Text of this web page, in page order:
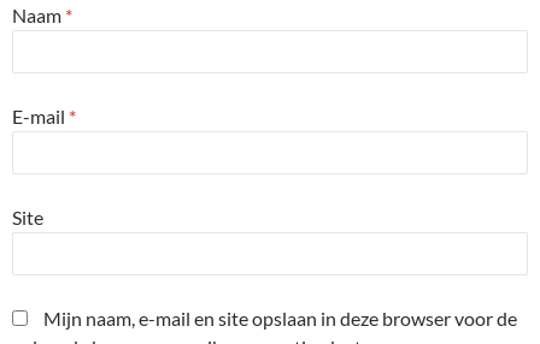
Naam *
E-mail *
Site
Mijn naam, e-mail en site opslaan in deze browser voor de